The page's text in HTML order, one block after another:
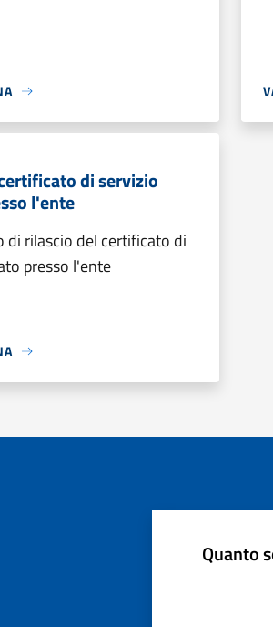
di servizio
l'ente
di rilascio del certificato di
presso l'ente
Quanto